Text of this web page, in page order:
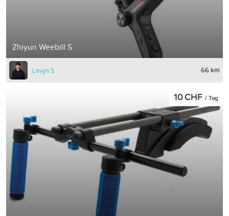
Zhiyun Weebill S
Levyn S 66 km
10 CHF / Tag